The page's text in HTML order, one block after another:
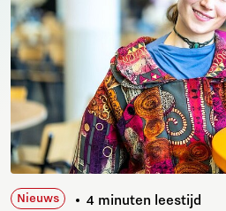
Nieuws 4 minuten leestijd